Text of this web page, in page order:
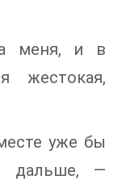
меня, и в
жестокая,
уже бы
дальше, —